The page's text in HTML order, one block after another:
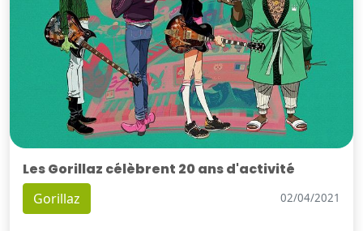
Les Gorillaz célèbrent 20 ans d'activité
Gorillaz 02/04/2021